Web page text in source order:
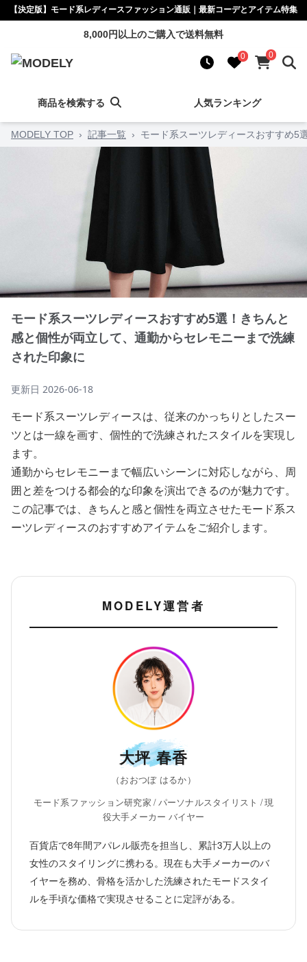
【決定版】モード系レディースファッション通販｜最新コーデとアイテム特集
8,000円以上のご購入で送料無料
0 0
商品を検索する 人気ランキング
MODELY TOP › 記事一覧 › モード系スーツレディースおすすめ5
モード系スーツレディースおすすめ5選！きちんと
感と個性が両立して、通勤からセレモニーまで洗練
された印象に
更新日 2026-06-18
モード系スーツレディースは、従来のかっちりとしたスー
ツとは一線を画す、個性的で洗練されたスタイルを実現し
ます。
通勤からセレモニーまで幅広いシーンに対応しながら、周
囲と差をつける都会的な印象を演出できるのが魅力です。
この記事では、きちんと感と個性を両立させたモード系ス
ーツレディースのおすすめアイテムをご紹介します。
MODELY運営者
大坪 春香
（おおつぼ はるか）
モード系ファッション研究家 / パーソナルスタイリスト / 現
役大手メーカー バイヤー
百貨店で8年間アパレル販売を担当し、累計3万人以上の
女性のスタイリングに携わる。現在も大手メーカーのバ
イヤーを務め、骨格を活かした洗練されたモードスタイ
ルを手頃な価格で実現させることに定評がある。